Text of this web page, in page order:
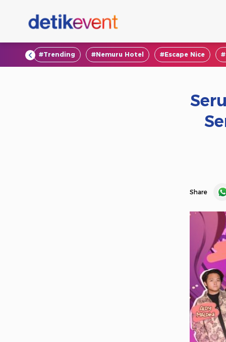
#Trending #Nemuru Hotel #Escape Nice
Share